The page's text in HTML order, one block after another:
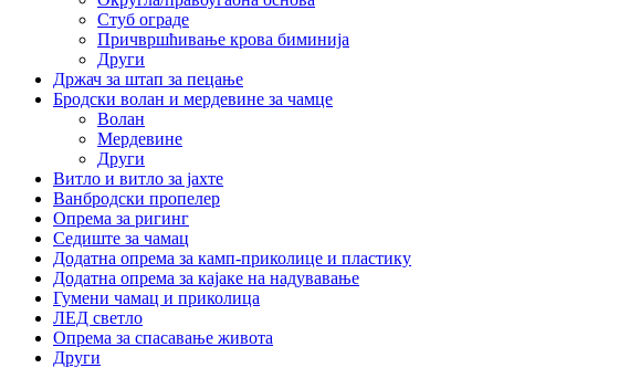
Стуб ограде
Причвршћивање крова биминија
Други
Држач за штап за пецање
Бродски волан и мердевине за чамце
Волан
Мердевине
Други
Витло и витло за јахте
Ванбродски пропелер
Опрема за ригинг
Седиште за чамац
Додатна опрема за камп-приколице и пластику
Додатна опрема за кајаке на надувавање
Гумени чамац и приколица
ЛЕД светло
Опрема за спасавање живота
Други